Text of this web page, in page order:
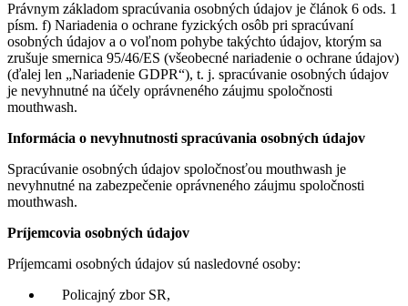
Právnym základom spracúvania osobných údajov je článok 6 ods. 1
písm. f) Nariadenia o ochrane fyzických osôb pri spracúvaní
osobných údajov a o voľnom pohybe takýchto údajov, ktorým sa
zrušuje smernica 95/46/ES (všeobecné nariadenie o ochrane údajov)
(ďalej len „Nariadenie GDPR“), t. j. spracúvanie osobných údajov
je nevyhnutné na účely oprávneného záujmu spoločnosti
mouthwash.
Informácia o nevyhnutnosti spracúvania osobných údajov
Spracúvanie osobných údajov spoločnosťou mouthwash je
nevyhnutné na zabezpečenie oprávneného záujmu spoločnosti
mouthwash.
Príjemcovia osobných údajov
Príjemcami osobných údajov sú nasledovné osoby:
Policajný zbor SR,